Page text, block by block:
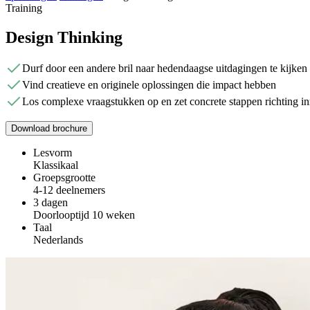
Training
Design Thinking
Durf door een andere bril naar hedendaagse uitdagingen te kijken
Vind creatieve en originele oplossingen die impact hebben
Los complexe vraagstukken op en zet concrete stappen richting
Download brochure
Lesvorm
Klassikaal
Groepsgrootte
4-12 deelnemers
3 dagen
Doorlooptijd 10 weken
Taal
Nederlands